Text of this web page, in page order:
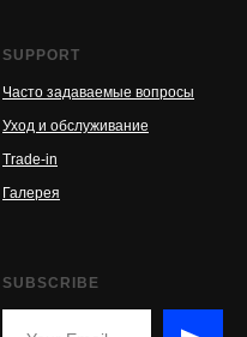
SUPPORT
Часто задаваемые вопросы
Уход и обслуживание
Trade-in
Галерея
SUBSCRIBE